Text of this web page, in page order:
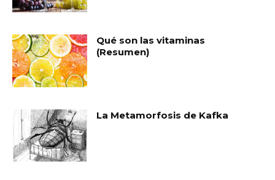
Qué son las vitaminas
(Resumen)
La Metamorfosis de Kafka